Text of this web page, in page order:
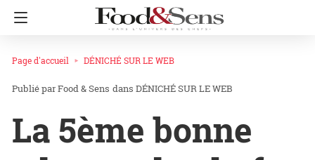
Page d'accueil DÉNICHÉ SUR LE WEB
Food & Sens dans DÉNICHÉ SUR LE WEB
La 5ème bonne